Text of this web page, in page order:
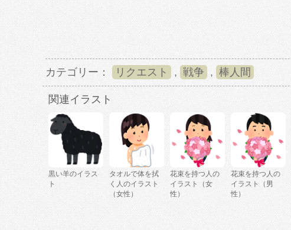
カテゴリー： リクエスト , 戦争 , 棒人間
関連イラスト
黒い羊のイラス
ト
タオルで体を拭
く人のイラスト
（女性）
花束を持つ人の
イラスト（女
性）
花束を持つ人の
イラスト（男
性）